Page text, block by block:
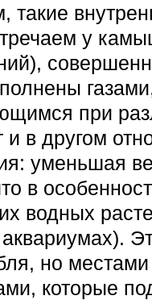
у
при
в дру­гом
умень­шая
в
водных
но
которые